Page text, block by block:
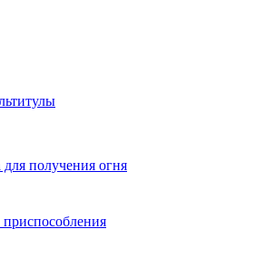
для получения огня